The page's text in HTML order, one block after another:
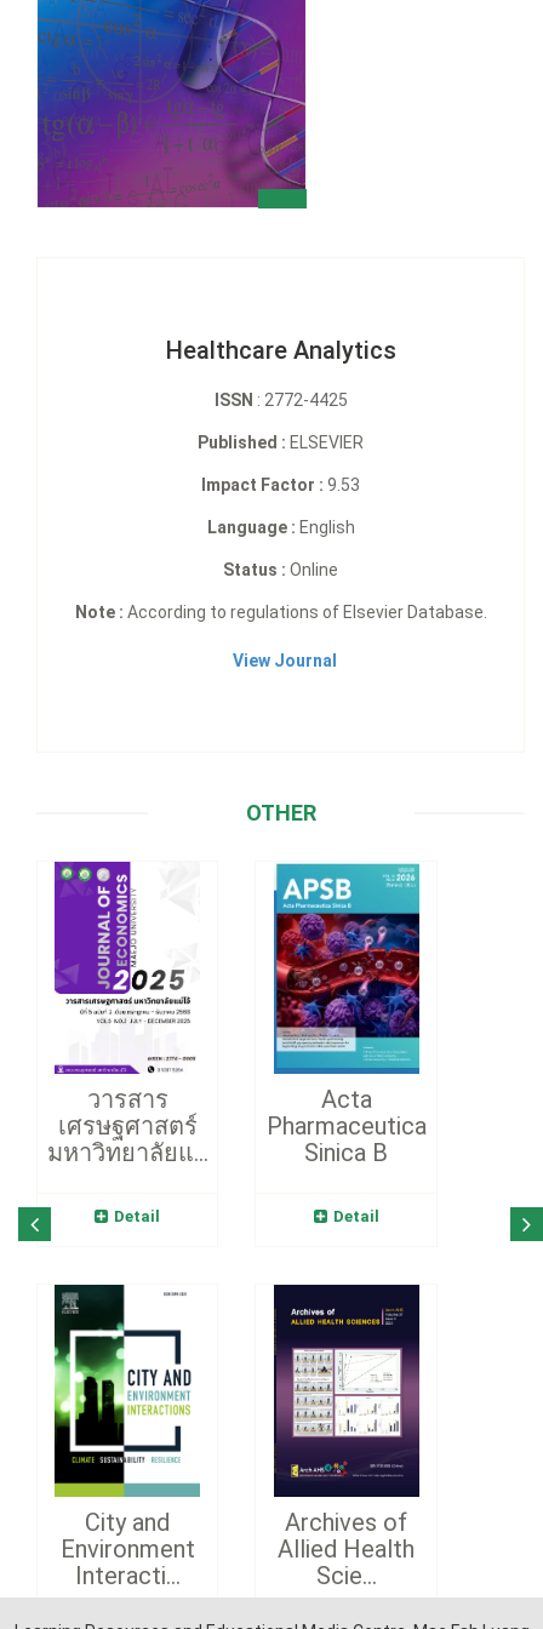
Healthcare Analytics
ISSN : 2772-4425
Published : ELSEVIER
Impact Factor : 9.53
Language : English
Status : Online
Note : According to regulations of Elsevier Database.
View Journal
OTHER
วารสาร
เศรษฐศาสตร์
มหาวิทยาลัยแ...
Detail
Acta
Pharmaceutica
Sinica B
Detail
City and
Environment
Interacti...
Archives of
Allied Health
Scie...